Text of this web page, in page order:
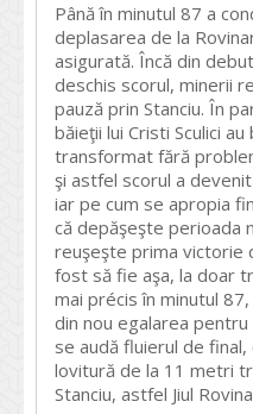
Până în minutul 87 a
deplasarea de la
asigurată. Încă din
deschis scorul, minerii
pauză prin Stanciu. În
băieţii lui Cristi Sculici
transformat fără
şi astfel scorul a
iar pe cum se apropia
că depăşeşte perioada
reuşeşte prima victorie
fost să fie aşa, la doar
mai précis în minutul
din nou egalarea
se audă fluierul de
lovitură de la 11 metri
Stanciu, astfel Jiul